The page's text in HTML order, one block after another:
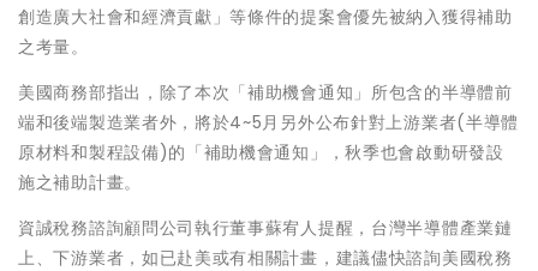
創造廣大社會和經濟貢獻」等條件的提案會優先被納入獲得補助
之考量。
美國商務部指出，除了本次「補助機會通知」所包含的半導體前
端和後端製造業者外，將於4~5月另外公布針對上游業者(半導體
原材料和製程設備)的「補助機會通知」，秋季也會啟動研發設
施之補助計畫。
資誠稅務諮詢顧問公司執行董事蘇宥人提醒，台灣半導體產業鏈
上、下游業者，如已赴美或有相關計畫，建議儘快諮詢美國稅務